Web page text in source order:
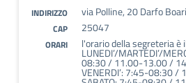
INDIRIZZO via Polline, 20 Darfo
CAP 25047
ORARI l'orario della segreteria è
LUNEDI’/MARTEDI’/
08:30 / 11.00-13.00 /
VENERDI’: 7:45-08:30 /